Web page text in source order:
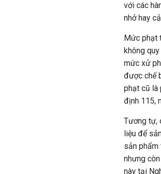
với các
nhở hay
Mức phạt
không
mức xử
được chế
phạt cũ là
định 115,
Tương tự,
liệu để
sản phẩm
nhưng
này tại